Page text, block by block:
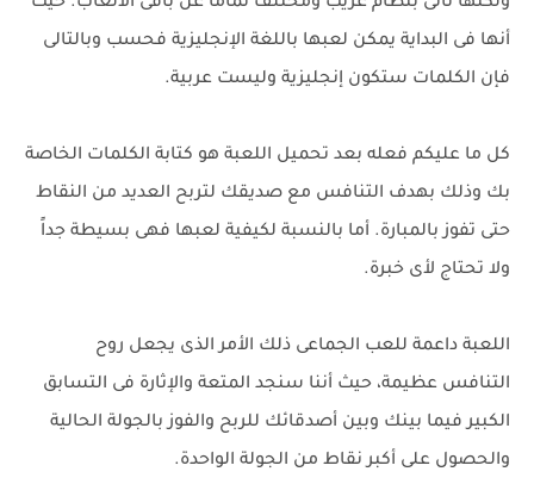
أنها فى البداية يمكن لعبها باللغة الإنجليزية فحسب وبالتالى
فإن الكلمات ستكون إنجليزية وليست عربية.
كل ما عليكم فعله بعد تحميل اللعبة هو كتابة الكلمات الخاصة
بك وذلك بهدف التنافس مع صديقك لتربح العديد من النقاط
حتى تفوز بالمبارة. أما بالنسبة لكيفية لعبها فهى بسيطة جداً
ولا تحتاج لأى خبرة.
اللعبة داعمة للعب الجماعى ذلك الأمر الذى يجعل روح
التنافس عظيمة، حيث أننا سنجد المتعة والإثارة فى التسابق
الكبير فيما بينك وبين أصدقائك للربح والفوز بالجولة الحالية
والحصول على أكبر نقاط من الجولة الواحدة.